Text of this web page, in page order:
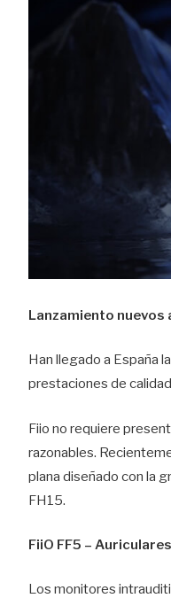
Lanzamiento nuevos
Han llegado a España
prestaciones de
Fiio no requiere
razonables.
plana diseñado con la
FH15.
FiiO FF5 –
Los monitores